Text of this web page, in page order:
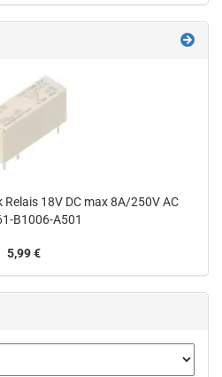
18V DC max 8A/250V AC
B1006-A501
5,99 €